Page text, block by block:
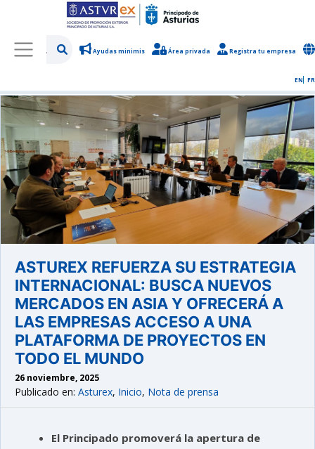
Ayudas minimis Área privada Registra tu empresa
EN FR
ASTUREX REFUERZA SU ESTRATEGIA
INTERNACIONAL: BUSCA NUEVOS
MERCADOS EN ASIA Y OFRECERÁ A
LAS EMPRESAS ACCESO A UNA
PLATAFORMA DE PROYECTOS EN
TODO EL MUNDO
26 noviembre, 2025
Publicado en: Asturex, Inicio, Nota de prensa
El Principado promoverá la apertura de